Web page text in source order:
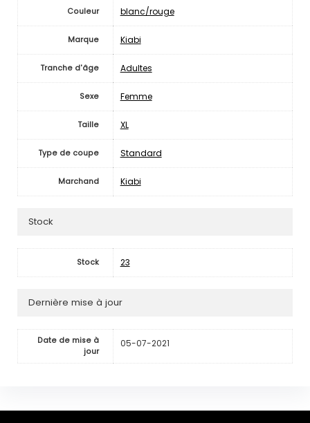
Couleur blanc/rouge
Marque Kiabi
Tranche d'âge Adultes
Sexe Femme
Taille XL
Type de coupe Standard
Marchand Kiabi
Stock
Stock 23
Dernière mise à jour
Date de mise à
jour
05-07-2021